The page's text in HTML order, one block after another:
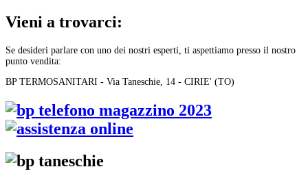
Vieni a trovarci:
Se desideri parlare con uno dei nostri esperti, ti aspettiamo presso il nostro
punto vendita:
BP TERMOSANITARI - Via Taneschie, 14 - CIRIE' (TO)